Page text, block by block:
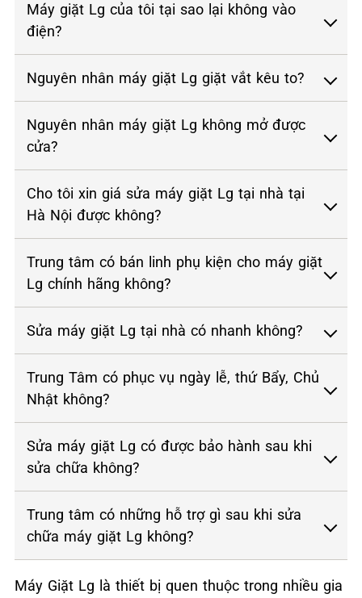
Máy giặt Lg của tôi tại sao lại không vào
điện?
Nguyên nhân máy giặt Lg giặt vắt kêu to?
Nguyên nhân máy giặt Lg không mở được
cửa?
Cho tôi xin giá sửa máy giặt Lg tại nhà tại
Hà Nội được không?
Trung tâm có bán linh phụ kiện cho máy giặt
Lg chính hãng không?
Sửa máy giặt Lg tại nhà có nhanh không?
Trung Tâm có phục vụ ngày lễ, thứ Bẩy, Chủ
Nhật không?
Sửa máy giặt Lg có được bảo hành sau khi
sửa chữa không?
Trung tâm có những hỗ trợ gì sau khi sửa
chữa máy giặt Lg không?
Máy Giặt Lg là thiết bị quen thuộc trong nhiều gia